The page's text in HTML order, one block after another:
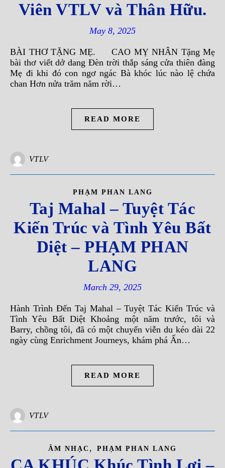
Viên VTLV và Thân Hữu.
May 8, 2025
BÀI THƠ TẶNG MẸ. CAO MỴ NHÂN Tặng Mẹ
bài thơ viết dở dang Đèn trời thắp sáng cửa thiên đàng
Mẹ đi khi đó con ngơ ngác Bà khóc lúc nào lệ chứa
chan Hơn nửa trăm năm rời…
READ MORE
VTLV
PHẠM PHAN LANG
Taj Mahal – Tuyệt Tác
Kiến Trúc và Tình Yêu Bất
Diệt – PHẠM PHAN
LANG
March 29, 2025
Hành Trình Đến Taj Mahal – Tuyệt Tác Kiến Trúc và
Tình Yêu Bất Diệt Khoảng một năm trước, tôi và
Barry, chồng tôi, đã có một chuyến viễn du kéo dài 22
ngày cùng Enrichment Journeys, khám phá Ấn…
READ MORE
VTLV
ÂM NHẠC , PHẠM PHAN LANG